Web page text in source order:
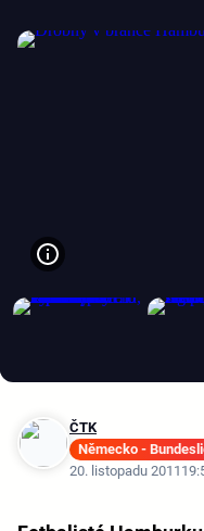
ČTK
Německo -
20. listopadu 2011